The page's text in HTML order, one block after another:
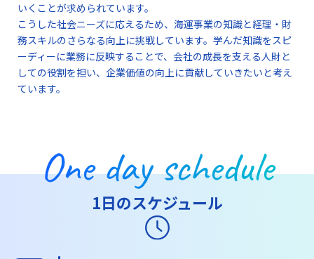
いくことが求められています。
こうした社会ニーズに応えるため、海運事業の知識と経理・財
務スキルのさらなる向上に挑戦しています。学んだ知識をスピ
ーディーに業務に反映することで、会社の成長を支える人財と
しての役割を担い、企業価値の向上に貢献していきたいと考え
ています。
One day schedule
1日のスケジュール